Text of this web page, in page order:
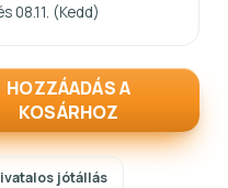
08.11. (Kedd)
HOZZÁADÁS A
KOSÁRHOZ
jótállás